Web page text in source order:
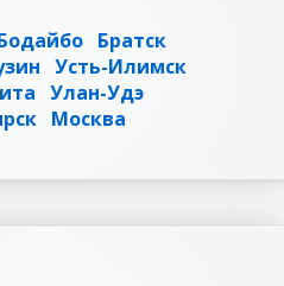
Братск
Усть-Илимск
Улан-Удэ
Москва